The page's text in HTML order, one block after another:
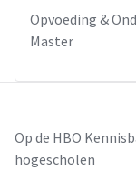
Opvoeding &
Master
Op de HBO
hogescholen